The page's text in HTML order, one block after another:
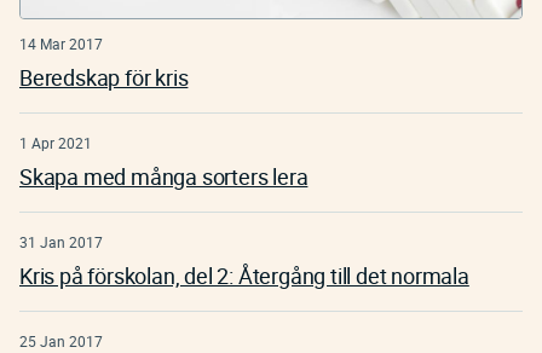
14 Mar 2017
Beredskap för kris
1 Apr 2021
Skapa med många sorters lera
31 Jan 2017
Kris på förskolan, del 2: Återgång till det normala
25 Jan 2017